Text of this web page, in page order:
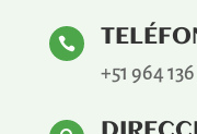

+51 964